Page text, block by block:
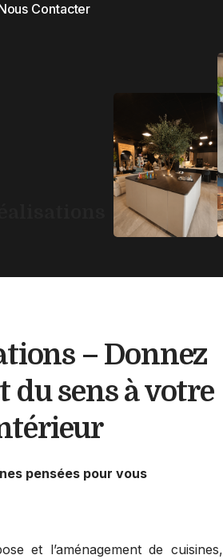
Contacter
– Donnez
du sens à votre
pensées pour vous
et l’aménagement de cuisines,